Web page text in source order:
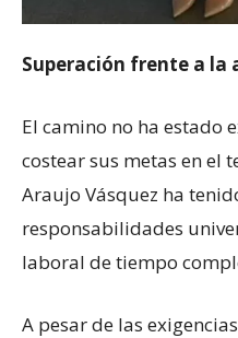
Superación frente a la
El camino no ha estado
costear sus metas en el
Araujo Vásquez ha
responsabilidades
laboral de tiempo
A pesar de las